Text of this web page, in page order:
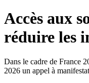
Accès aux
réduire les
Dans le cadre de France
2026 un appel à